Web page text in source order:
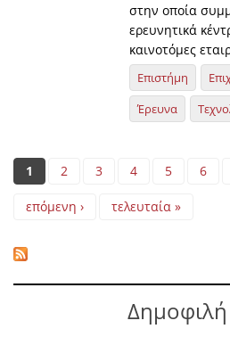
στην οποία
ερευνητικά
καινοτόμες
Επιστήμη
Έρευνα
Pages
1 2 3 4 5 6
επόμενη › τελευταία »